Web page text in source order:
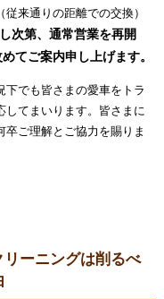
来通りの距離での交換）
次第、通常営業を再開
てご案内申し上げます。
でも皆さまの愛車をトラ
してまいります。皆さまに
ご理解とご協力を賜りま
リーニングは削るべ